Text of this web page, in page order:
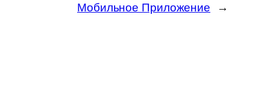
Мобильное Приложение
→